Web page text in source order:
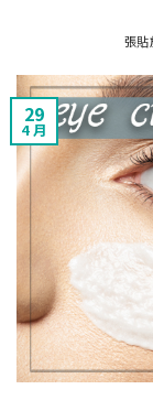
張貼
29
4 月